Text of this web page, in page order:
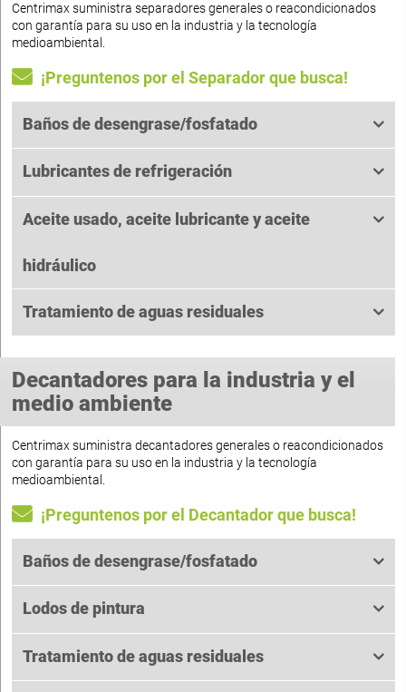
Centrimax suministra separadores generales o reacondicionados
con garantía para su uso en la industria y la tecnología
medioambiental.
¡Preguntenos por el Separador que busca!
Baños de desengrase/fosfatado
Lubricantes de refrigeración
Aceite usado, aceite lubricante y aceite
hidráulico
Tratamiento de aguas residuales
Decantadores para la industria y el
medio ambiente
Centrimax suministra decantadores generales o reacondicionados
con garantía para su uso en la industria y la tecnología
medioambiental.
¡Preguntenos por el Decantador que busca!
Baños de desengrase/fosfatado
Lodos de pintura
Tratamiento de aguas residuales